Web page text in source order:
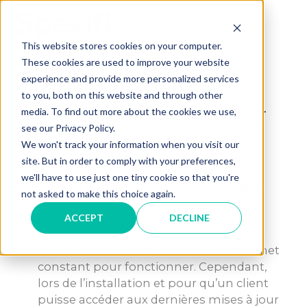
This website stores cookies on your computer.
These cookies are used to improve your website
experience and provide more personalized services
to you, both on this website and through other
media. To find out more about the cookies we use,
see our Privacy Policy.
We won't track your information when you visit our
site. But in order to comply with your preferences,
we'll have to use just one tiny cookie so that you're
not asked to make this choice again.
ACCEPT DECLINE
content
Dois-je utiliser Internet pour
utiliser Specifi® ?
A Dois-je utiliser Internet pour utiliser Specifi® ?
Category: Minimum Requirements
Specifi® ne nécessite pas d’accès Internet
constant pour fonctionner. Cependant,
lors de l’installation et pour qu’un client
puisse accéder aux dernières mises à jour